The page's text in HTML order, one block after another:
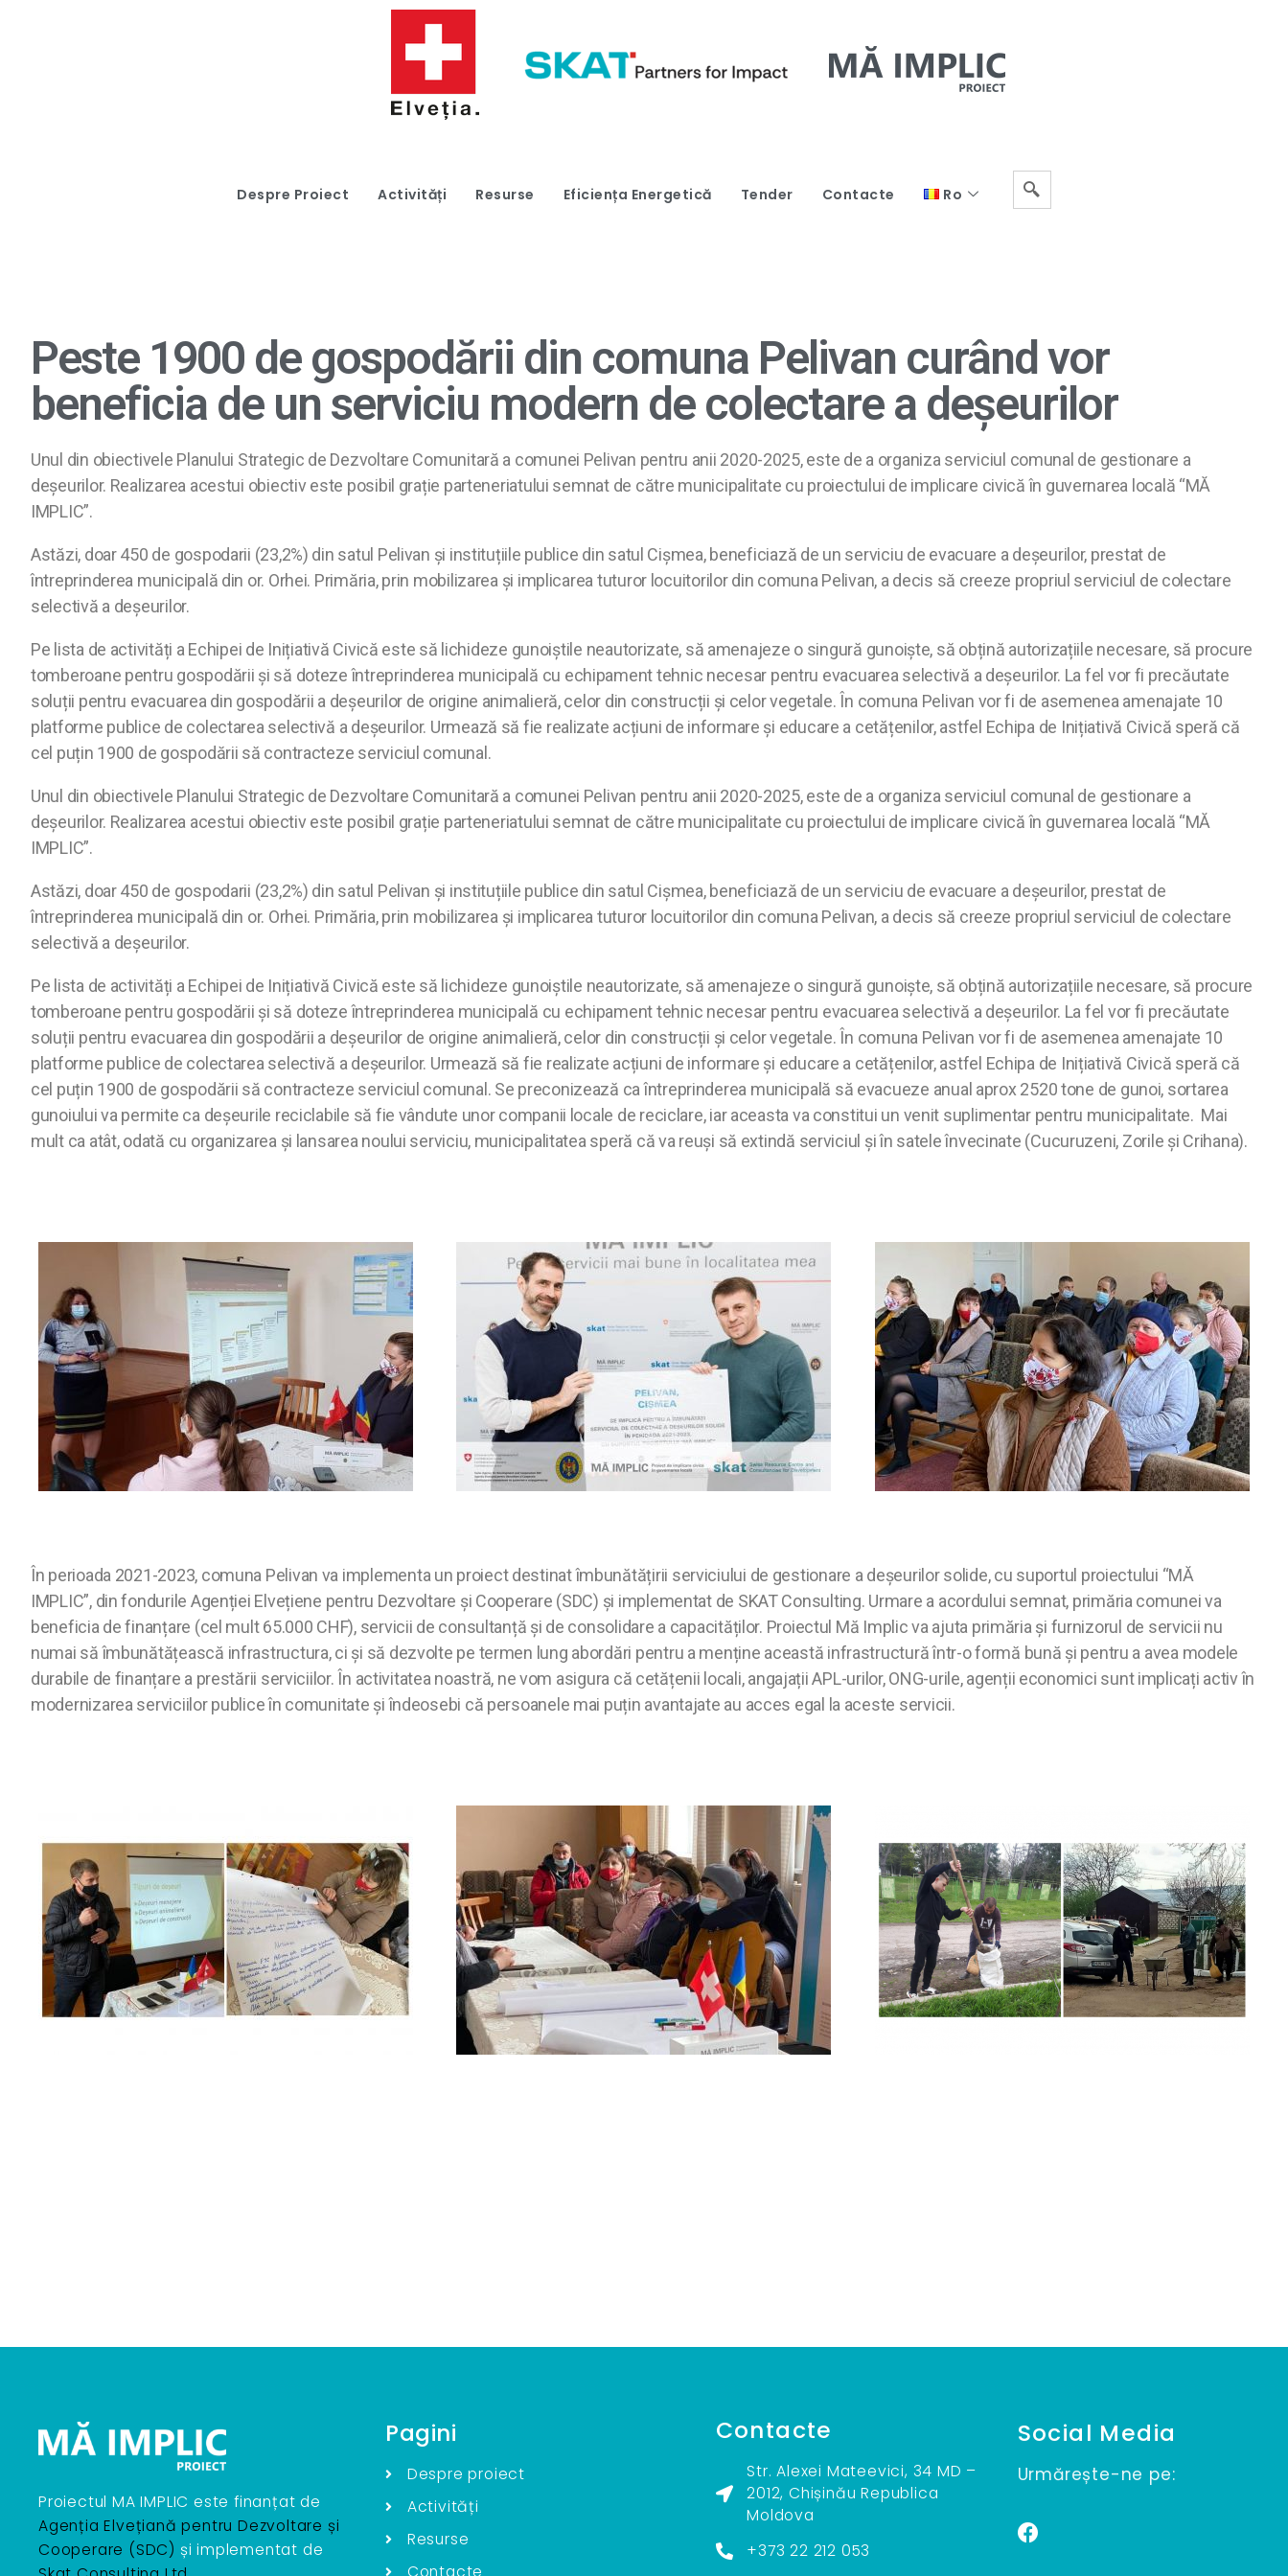
Despre Proiect Activități Resurse Eficiența Energetică Tender Contacte Ro
Peste 1900 de gospodării din comuna Pelivan curând vor
beneficia de un serviciu modern de colectare a deșeurilor
Unul din obiectivele Planului Strategic de Dezvoltare Comunitară a comunei Pelivan pentru anii 2020-2025, este de a organiza serviciul comunal de gestionare a
deșeurilor. Realizarea acestui obiectiv este posibil grație parteneriatului semnat de către municipalitate cu proiectului de implicare civică în guvernarea locală “MĂ
IMPLIC”.
Astăzi, doar 450 de gospodarii (23,2%) din satul Pelivan și instituțiile publice din satul Cișmea, beneficiază de un serviciu de evacuare a deșeurilor, prestat de
întreprinderea municipală din or. Orhei. Primăria, prin mobilizarea și implicarea tuturor locuitorilor din comuna Pelivan, a decis să creeze propriul serviciul de colectare
selectivă a deșeurilor.
Pe lista de activități a Echipei de Inițiativă Civică este să lichideze gunoiștile neautorizate, să amenajeze o singură gunoiște, să obțină autorizațiile necesare, să procure
tomberoane pentru gospodării și să doteze întreprinderea municipală cu echipament tehnic necesar pentru evacuarea selectivă a deșeurilor. La fel vor fi precăutate
soluții pentru evacuarea din gospodării a deșeurilor de origine animalieră, celor din construcții și celor vegetale. În comuna Pelivan vor fi de asemenea amenajate 10
platforme publice de colectarea selectivă a deșeurilor. Urmează să fie realizate acțiuni de informare și educare a cetățenilor, astfel Echipa de Inițiativă Civică speră că
cel puțin 1900 de gospodării să contracteze serviciul comunal.
Unul din obiectivele Planului Strategic de Dezvoltare Comunitară a comunei Pelivan pentru anii 2020-2025, este de a organiza serviciul comunal de gestionare a
deșeurilor. Realizarea acestui obiectiv este posibil grație parteneriatului semnat de către municipalitate cu proiectului de implicare civică în guvernarea locală “MĂ
IMPLIC”.
Astăzi, doar 450 de gospodarii (23,2%) din satul Pelivan și instituțiile publice din satul Cișmea, beneficiază de un serviciu de evacuare a deșeurilor, prestat de
întreprinderea municipală din or. Orhei. Primăria, prin mobilizarea și implicarea tuturor locuitorilor din comuna Pelivan, a decis să creeze propriul serviciul de colectare
selectivă a deșeurilor.
Pe lista de activități a Echipei de Inițiativă Civică este să lichideze gunoiștile neautorizate, să amenajeze o singură gunoiște, să obțină autorizațiile necesare, să procure
tomberoane pentru gospodării și să doteze întreprinderea municipală cu echipament tehnic necesar pentru evacuarea selectivă a deșeurilor. La fel vor fi precăutate
soluții pentru evacuarea din gospodării a deșeurilor de origine animalieră, celor din construcții și celor vegetale. În comuna Pelivan vor fi de asemenea amenajate 10
platforme publice de colectarea selectivă a deșeurilor. Urmează să fie realizate acțiuni de informare și educare a cetățenilor, astfel Echipa de Inițiativă Civică speră că
cel puțin 1900 de gospodării să contracteze serviciul comunal. Se preconizează ca întreprinderea municipală să evacueze anual aprox 2520 tone de gunoi, sortarea
gunoiului va permite ca deșeurile reciclabile să fie vândute unor companii locale de reciclare, iar aceasta va constitui un venit suplimentar pentru municipalitate. Mai
mult ca atât, odată cu organizarea și lansarea noului serviciu, municipalitatea speră că va reuși să extindă serviciul și în satele învecinate (Cucuruzeni, Zorile şi Crihana).
În perioada 2021-2023, comuna Pelivan va implementa un proiect destinat îmbunătățirii serviciului de gestionare a deșeurilor solide, cu suportul proiectului “MĂ
IMPLIC”, din fondurile Agenției Elvețiene pentru Dezvoltare şi Cooperare (SDC) și implementat de SKAT Consulting. Urmare a acordului semnat, primăria comunei va
beneficia de finanțare (cel mult 65.000 CHF), servicii de consultanță și de consolidare a capacităților. Proiectul Mă Implic va ajuta primăria și furnizorul de servicii nu
numai să îmbunătățească infrastructura, ci și să dezvolte pe termen lung abordări pentru a menține această infrastructură într-o formă bună și pentru a avea modele
durabile de finanțare a prestării serviciilor. În activitatea noastră, ne vom asigura că cetățenii locali, angajații APL-urilor, ONG-urile, agenții economici sunt implicați activ în
modernizarea serviciilor publice în comunitate și îndeosebi că persoanele mai puțin avantajate au acces egal la aceste servicii.
Proiectul MA IMPLIC este finanțat de
Agenția Elvețiană pentru Dezvoltare și
Cooperare (SDC) și implementat de
Pagini
Despre proiect
Activități
Resurse
Contacte
Contacte
Str. Alexei Mateevici, 34 MD –
2012, Chișinău Republica
Moldova
+373 22 212 053
Social Media
Urmărește-ne pe: